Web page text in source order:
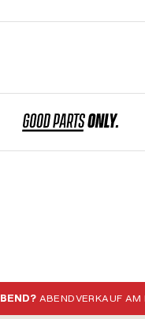
ABENDVERKAUF